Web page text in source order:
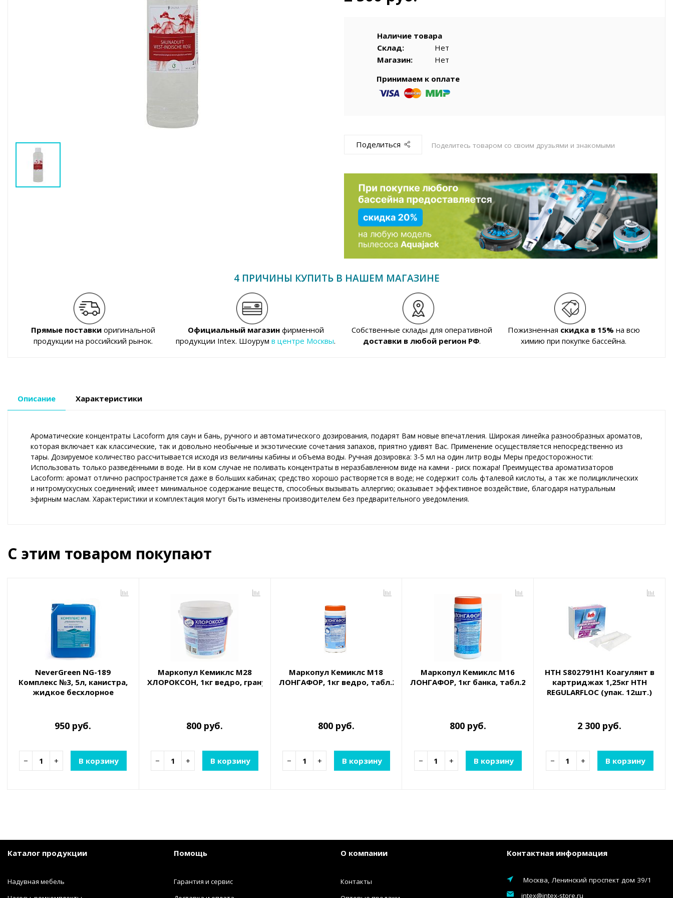
Наличие товара
Склад:
Нет
Магазин:
Нет
Принимаем к оплате
Поделиться Поделитесь товаром со своим друзьями и знакомыми
4 ПРИЧИНЫ КУПИТЬ В НАШЕМ МАГАЗИНЕ
Прямые поставкиоригинальной
продукции на российский рынок.
Официальный магазинфирменной
продукции Intex. Шоурумв центре Москвы.
Собственные склады для оперативной
доставки в любой регион РФ.
Пожизненная скидка в 15% на всю
химию при покупке бассейна.
Описание Характеристики
Ароматические концентраты Lacoform для саун и бань, ручного и автоматического дозирования, подарят Вам новые впечатления. Широкая линейка разнообразных ароматов,
которая включает как классические, так и довольно необычные и экзотические сочетания запахов, приятно удивят Вас. Применение осуществляется непосредственно из
тары. Дозируемое количество рассчитывается исходя из величины кабины и объема воды. Ручная дозировка: 3-5 мл на один литр воды Меры предосторожности:
Использовать только разведёнными в воде. Ни в ком случае не поливать концентраты в неразбавленном виде на камни - риск пожара! Преимущества ароматизаторов
Lacoform: аромат отлично распространяется даже в больших кабинах; средство хорошо растворяется в воде; не содержит соль фталевой кислоты, а так же полициклических
и нитромускусных соединений; имеет минимальное содержание веществ, способных вызывать аллергию; оказывает эффективное воздействие, благодаря натуральным
эфирным маслам. Характеристики и комплектация могут быть изменены производителем без предварительного уведомления.
С этим товаром покупают
NeverGreen NG-189
Комплекс №3, 5л, канистра,
жидкое бесхлорное
очистки воды
950 руб.
− + В корзину
Маркопул Кемиклс М28
ХЛОРОКСОН, 1кг ведро, гранулы, средство для дезинфекции, осветления и очистки воды
800 руб.
− + В корзину
Маркопул Кемиклс М18
ЛОНГАФОР, 1кг ведро, табл.20гр, медленнорастворимый хлор для непрерывной дезинфекции
800 руб.
− + В корзину
Маркопул Кемиклс М16
ЛОНГАФОР, 1кг банка, табл.200гр, медленнорастворимый хлор
800 руб.
− + В корзину
HTH S802791H1 Коагулянт в
картриджах 1,25кг HTH
REGULARFLOC (упак. 12шт.)
2 300 руб.
− + В корзину
Каталог продукции
Надувная мебель
Помощь
Гарантия и сервис
О компании
Контакты
Контактная информация
Москва, Ленинский проспект дом 39/1
intex@intex-store.ru